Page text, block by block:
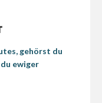
gehörst du
ewiger